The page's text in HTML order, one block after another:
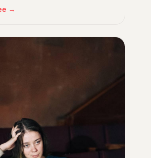
под цели и интересы студента:
десятки учебников,
→